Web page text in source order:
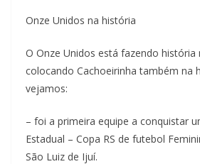
Onze Unidos na história
O Onze Unidos está fazendo
colocando Cachoeirinha também na
vejamos:
– foi a primeira equipe a conquistar
Estadual – Copa RS de futebol
São Luiz de Ijuí.